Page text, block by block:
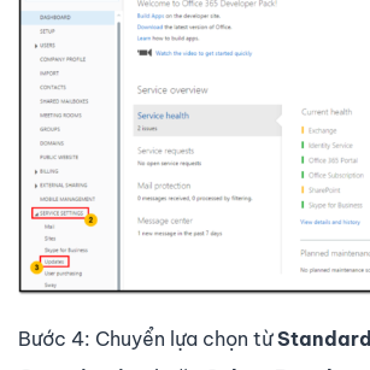
Bước 4: Chuyển lựa chọn từStandard